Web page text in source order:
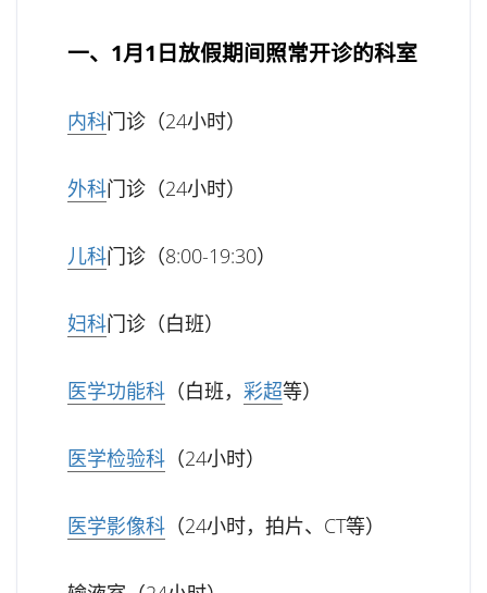
一、1月1日放假期间照常开诊的科室
内科门诊（24小时）
外科门诊（24小时）
儿科门诊（8:00-19:30）
妇科门诊（白班）
医学功能科 （白班， 彩超等）
医学检验科 （24小时）
医学影像科 （24小时，拍片、CT等）